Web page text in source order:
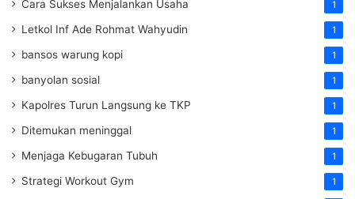
Cara Sukses Menjalankan Usaha 1
Letkol Inf Ade Rohmat Wahyudin 1
bansos warung kopi 1
banyolan sosial 1
Kapolres Turun Langsung ke TKP 1
Ditemukan meninggal 1
Menjaga Kebugaran Tubuh 1
Strategi Workout Gym 1